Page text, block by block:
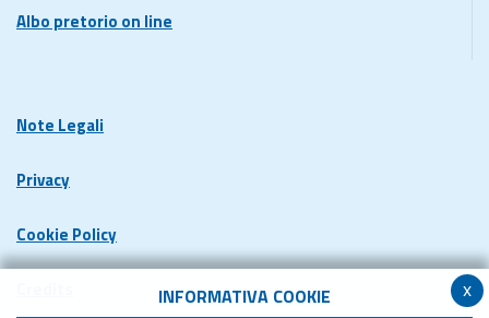
x
INFORMATIVA COOKIE
Albo pretorio on line
Note Legali
Privacy
Cookie Policy